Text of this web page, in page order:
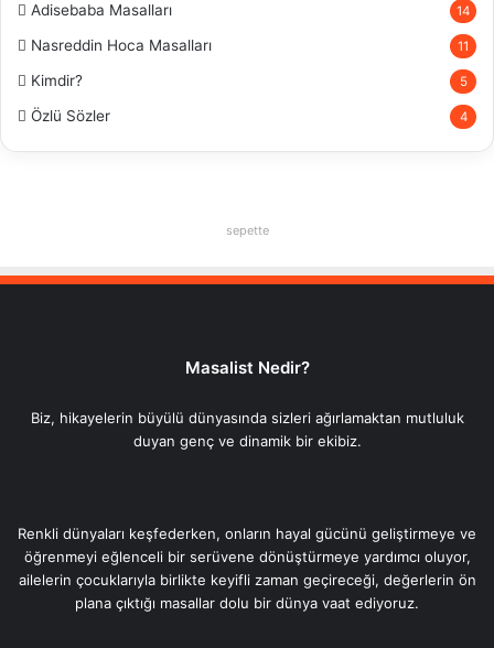
Adisebaba Masalları 14
Nasreddin Hoca Masalları 11
Kimdir? 5
Özlü Sözler 4
sepette
Masalist Nedir?
Biz, hikayelerin büyülü dünyasında sizleri ağırlamaktan mutluluk
duyan genç ve dinamik bir ekibiz.
Renkli dünyaları keşfederken, onların hayal gücünü geliştirmeye ve
öğrenmeyi eğlenceli bir serüvene dönüştürmeye yardımcı oluyor,
ailelerin çocuklarıyla birlikte keyifli zaman geçireceği, değerlerin ön
plana çıktığı masallar dolu bir dünya vaat ediyoruz.